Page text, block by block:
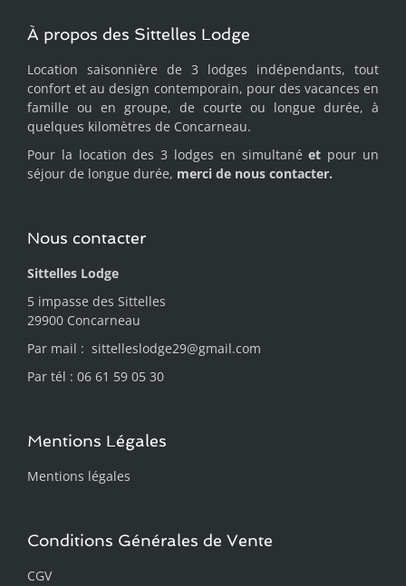
À propos des Sittelles Lodge
Location saisonnière de 3 lodges indépendants, tout
confort et au design contemporain, pour des vacances en
famille ou en groupe, de courte ou longue durée, à
quelques kilomètres de Concarneau.
Pour la location des 3 lodges en simultanéet pour un
séjour de longue durée, merci de nous contacter.
Nous contacter
Sittelles Lodge
5 impasse des Sittelles
29900 Concarneau
Par mail : sittelleslodge29@gmail.com
Par tél : 06 61 59 05 30
Mentions Légales
Mentions légales
Conditions Générales de Vente
CGV